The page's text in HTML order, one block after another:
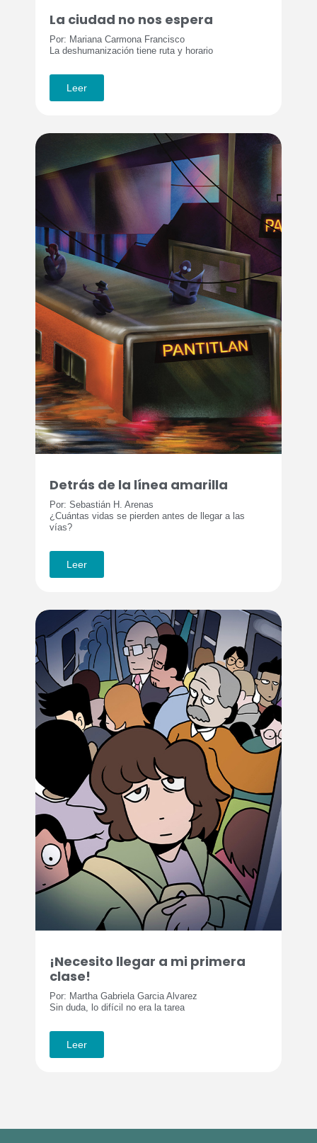
La ciudad no nos espera
Por: Mariana Carmona Francisco
La deshumanización tiene ruta y horario
Leer
Detrás de la línea amarilla
Por: Sebastián H. Arenas
¿Cuántas vidas se pierden antes de llegar a las
vías?
Leer
¡Necesito llegar a mi primera
clase!
Por: Martha Gabriela Garcia Alvarez
Sin duda, lo difícil no era la tarea
Leer